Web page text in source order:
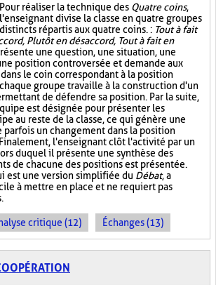
Pour réaliser la technique des Quatre coins,
l'enseignant divise la classe en quatre groupes
distincts répartis aux quatre coins. : Tout à fait
Plutôt en désaccord, Tout à fait en
une question, une situation, une
position controversée et demande aux
le coin correspondant à la position
groupe travaille à la construction d'un
de défendre sa position. Par la suite,
est désignée pour présenter les
au reste de la classe, ce qui génère une
parfois un changement dans la position
l'enseignant clôt l'activité par un
duquel il présente une synthèse des
de chacune des positions est présentée.
est une version simplifiée du Débat, a
à mettre en place et ne requiert pas
critique (12) Échanges (13)